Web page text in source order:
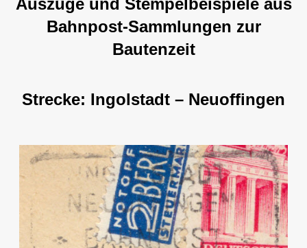
Auszüge und Stempelbeispiele aus
Bahnpost-Sammlungen zur
Bautenzeit
Strecke: Ingolstadt – Neuoffingen